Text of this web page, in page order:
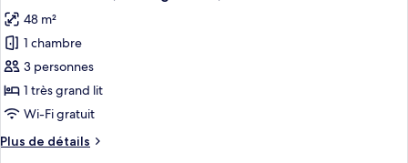
toutes
les
photos
pour
ce
type
chambre :
48 m²
1 chambre
3 personnes
1 très grand lit
Wi-Fi gratuit
Plus de détails
Plus